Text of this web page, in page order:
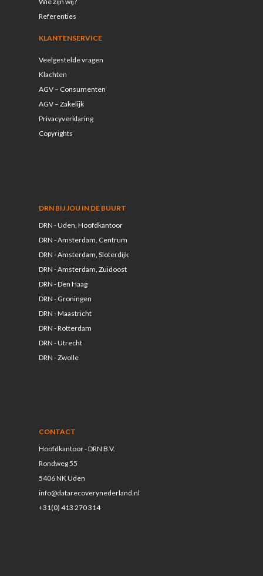
Referenties
KLANTENSERVICE
Veelgestelde vragen
Klachten
AGV – Consumenten
AGV – Zakelijk
Privacyverklaring
Copyrights
DRN BIJ JOU IN DE BUURT
DRN - Uden, Hoofdkantoor
DRN - Amsterdam, Centrum
DRN - Amsterdam, Sloterdijk
DRN - Amsterdam, Zuidoost
DRN - Den Haag
DRN - Groningen
DRN - Maastricht
DRN - Rotterdam
DRN - Utrecht
DRN - Zwolle
CONTACT
Hoofdkantoor - DRN B.V.
Rondweg 55
5406 NK Uden
info@datarecoverynederland.nl
+31(0) 413 270 314